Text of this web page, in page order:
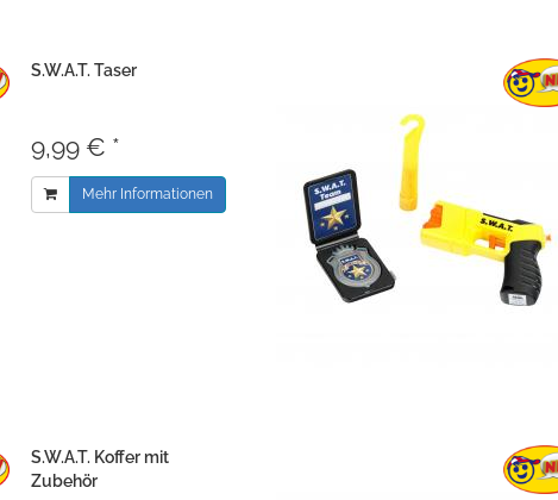
S.W.A.T. Taser
9,99 € *
Mehr Informationen
S.W.A.T. Koffer mit
Zubehör